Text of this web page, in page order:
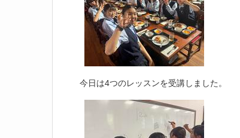
今日は4つのレッスンを受講しました。